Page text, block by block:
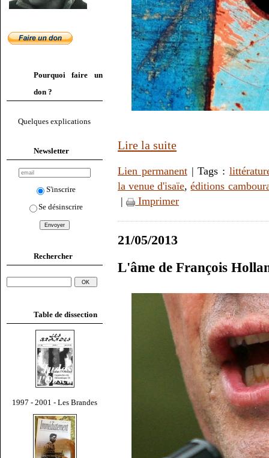
Pourquoi faire un
don ?
Quelques explications
Newsletter
S'inscrire
Se désinscrire
Rechercher
Table de dissection
1997 - 2001 - Les Brandes
Lire la suite
Lien permanent| Tags :
la venue d'isaïe,éditions
|
Imprimer
21/05/2013
L'âme de François